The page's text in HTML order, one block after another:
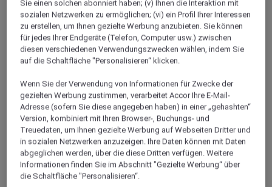
Sie einen solchen abonniert haben; (v) Ihnen die Interaktion mit
sozialen Netzwerken zu ermöglichen; (vi) ein Profil Ihrer Interessen
zu erstellen, um Ihnen gezielte Werbung anzubieten. Sie können
für jedes Ihrer Endgeräte (Telefon, Computer usw.) zwischen
diesen verschiedenen Verwendungszwecken wählen, indem Sie
auf die Schaltfläche "Personalisieren“ klicken.
Wenn Sie der Verwendung von Informationen für Zwecke der
gezielten Werbung zustimmen, verarbeitet Accor Ihre E-Mail-
Adresse (sofern Sie diese angegeben haben) in einer „gehashten“
Version, kombiniert mit Ihren Browser-, Buchungs- und
Treuedaten, um Ihnen gezielte Werbung auf Webseiten Dritter und
in sozialen Netzwerken anzuzeigen. Ihre Daten können mit Daten
abgeglichen werden, über die diese Dritten verfügen. Weitere
Informationen finden Sie im Abschnitt "Gezielte Werbung“ über
die Schaltfläche "Personalisieren“.